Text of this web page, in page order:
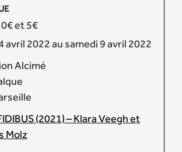
et 5€
avril 2022 au samedi 9 avril 2022
Alcimé
(2021) – Klara Veegh et
Molz